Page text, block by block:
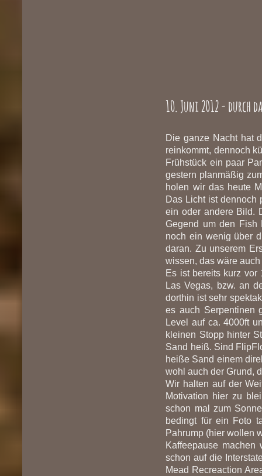
10. Juni 2012 - durch
Die ganze Nacht hat
reinkommt, dennoch
Frühstück ein paar
gestern planmäßig
holen wir das heute
Das Licht ist dennoch
ein oder andere Bild.
Gegend um den Fish
noch ein wenig über
daran. Zu unserem
wissen, das wäre
Es ist bereits kurz vor
Las Vegas, bzw. an
dorthin ist sehr
es auch Serpentinen
Level auf ca. 4000ft
kleinen Stopp hinter
Sand heiß. Sind
heiße Sand einem
wohl auch der Grund,
Wir halten auf der
Motivation hier zu
schon mal zum
bedingt für ein Foto
Pahrump (hier wollen
Kaffeepause
schon auf die
Mead Recreaction